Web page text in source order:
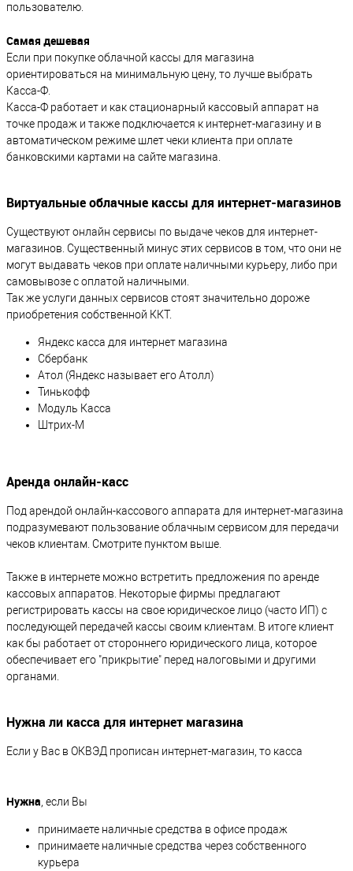
пользователю.
Самая дешевая
Если при покупке облачной кассы для магазина
ориентироваться на минимальную цену, то лучше выбрать
Касса-Ф.
Касса-Ф работает и как стационарный кассовый аппарат на
точке продаж и также подключается к интернет-магазину и в
автоматическом режиме шлет чеки клиента при оплате
банковскими картами на сайте магазина.
Виртуальные облачные кассы для интернет-магазинов
Существуют онлайн сервисы по выдаче чеков для интернет-
магазинов. Существенный минус этих сервисов в том, что они не
могут выдавать чеков при оплате наличными курьеру, либо при
самовывозе с оплатой наличными.
Так же услуги данных сервисов стоят значительно дороже
приобретения собственной ККТ.
Яндекс касса для интернет магазина
Сбербанк
Атол (Яндекс называет его Атолл)
Тинькофф
Модуль Касса
Штрих-М
Аренда онлайн-касс
Под арендой онлайн-кассового аппарата для интернет-магазина
подразумевают пользование облачным сервисом для передачи
чеков клиентам. Смотрите пунктом выше.
Также в интернете можно встретить предложения по аренде
кассовых аппаратов. Некоторые фирмы предлагают
регистрировать кассы на свое юридическое лицо (часто ИП) с
последующей передачей кассы своим клиентам. В итоге клиент
как бы работает от стороннего юридического лица, которое
обеспечивает его "прикрытие" перед налоговыми и другими
органами.
Нужна ли касса для интернет магазина
Если у Вас в ОКВЭД прописан интернет-магазин, то касса
Нужна, если Вы
принимаете наличные средства в офисе продаж
принимаете наличные средства через собственного
курьера